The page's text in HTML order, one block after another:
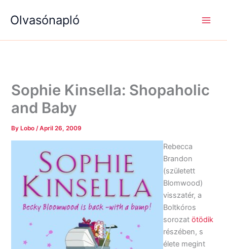
Olvasónapló
Sophie Kinsella: Shopaholic
and Baby
By Lobo/April 26, 2009
Rebecca
Brandon
(született
Blomwood)
visszatér, a
Boltkóros
sorozatötödik
részében, s
élete megint
e
a
é
g
k
é
g
k